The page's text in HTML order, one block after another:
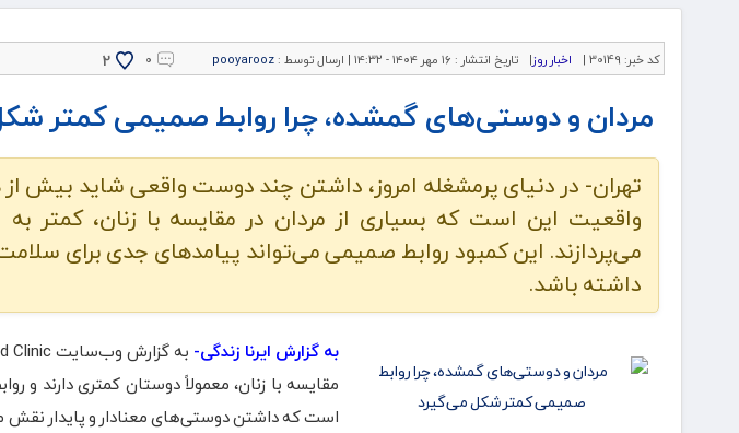
کد خبر: 30149 | اخبار روز| تاریخ انتشار : ۱۶ مهر ۱۴۰۴ - ۱۴:۳۲ | ارسال توسط : pooyarooz ۰ 2
مردان و دوستی‌های گمشده، چرا روابط صمیمی کمتر
تهران- در دنیای پرمشغله امروز، داشتن چند دوست واقعی شاید بیش از
واقعیت این است که بسیاری از مردان در مقایسه با زنان، کمتر
می‌پردازند. این کمبود روابط صمیمی می‌تواند پیامدهای جدی برای
داشته باشد.
به گزارش ایرنا زندگی-
مقایسه با زنان، معمولاً دوستان کمتری دارند و
است که داشتن دوستی‌های معنادار و پایدار